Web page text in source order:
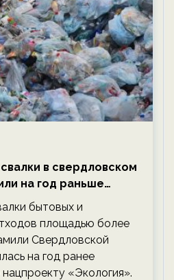
в свердловском
на год раньше
— новости
бытовых и
площадью более
Свердловской
на год ранее
«Экология».